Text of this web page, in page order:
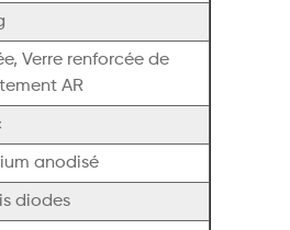
Verre renforcée de
AR
anodisé
diodes